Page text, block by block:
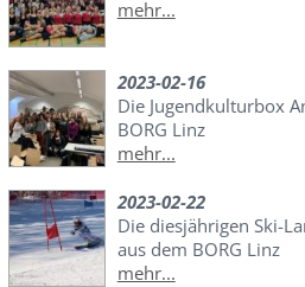
mehr...
2023-02-16
Die Jugendkulturbox
BORG Linz
mehr...
2023-02-22
Die diesjährigen Ski-
aus dem BORG Linz
mehr...